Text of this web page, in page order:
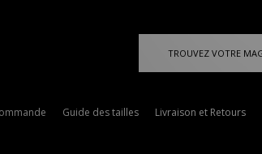
TROUVEZ VOTRE
Guide des tailles Livraison et Retours